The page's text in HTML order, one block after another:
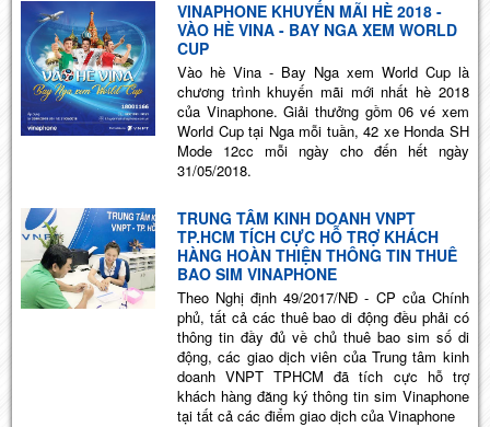
VINAPHONE KHUYẾN MÃI HÈ 2018 -
VÀO HÈ VINA - BAY NGA XEM WORLD
CUP
Vào hè Vina - Bay Nga xem World Cup là
chương trình khuyến mãi mới nhất hè 2018
của Vinaphone. Giải thưởng gồm 06 vé xem
World Cup tại Nga mỗi tuần, 42 xe Honda SH
Mode 12cc mỗi ngày cho đến hết ngày
31/05/2018.
TRUNG TÂM KINH DOANH VNPT
TP.HCM TÍCH CỰC HỖ TRỢ KHÁCH
HÀNG HOÀN THIỆN THÔNG TIN THUÊ
BAO SIM VINAPHONE
Theo Nghị định 49/2017/NĐ - CP của Chính
phủ, tất cả các thuê bao di động đều phải có
thông tin đầy đủ về chủ thuê bao sim số di
động, các giao dịch viên của Trung tâm kinh
doanh VNPT TPHCM đã tích cực hỗ trợ
khách hàng đăng ký thông tin sim Vinaphone
tại tất cả các điểm giao dịch của Vinaphone